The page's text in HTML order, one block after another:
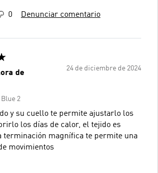
0 Denunciar comentario
24 de diciembre de 2024
de
Blue 2
y su cuello te permite ajustarlo los
los días de calor, el tejido es
terminación magnífica te permite una
movimientos